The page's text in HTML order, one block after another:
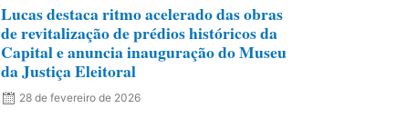
Lucas destaca ritmo acelerado das obras
de revitalização de prédios históricos da
Capital e anuncia inauguração do Museu
da Justiça Eleitoral
28 de fevereiro de 2026